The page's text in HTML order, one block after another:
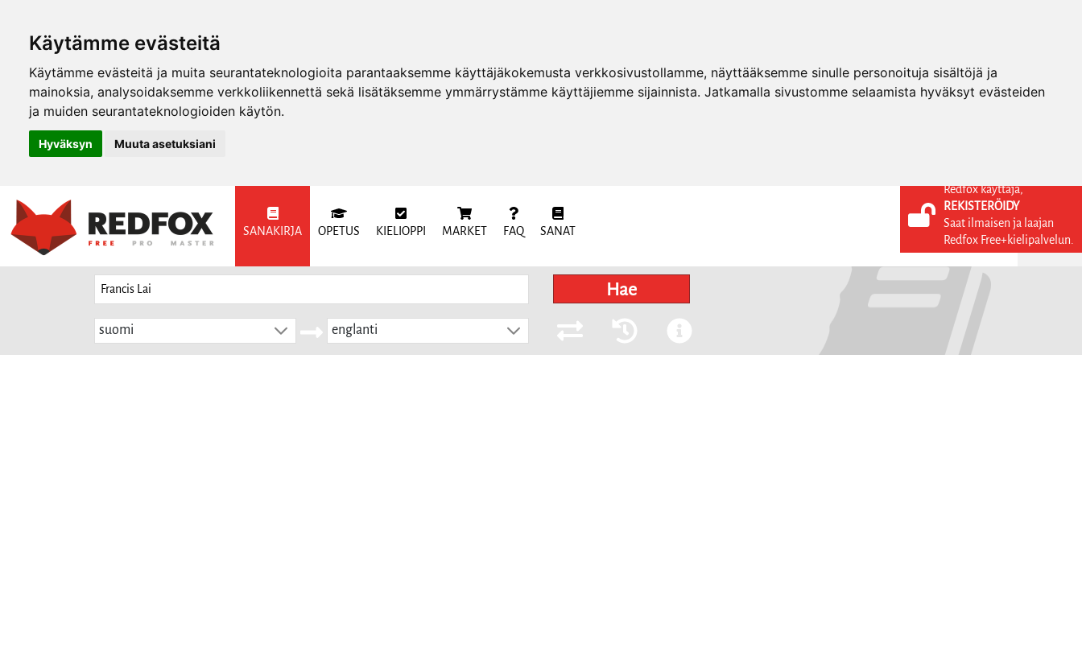
Käytämme evästeitä
Käytämme evästeitä ja muita seurantateknologioita parantaaksemme käyttäjäkokemusta verkkosivustollamme, näyttääksemme sinulle personoituja sisältöjä ja
mainoksia, analysoidaksemme verkkoliikennettä sekä lisätäksemme ymmärrystämme käyttäjiemme sijainnista. Jatkamalla sivustomme selaamista hyväksyt evästeiden
ja muiden seurantateknologioiden käytön.
Hyväksyn Muuta asetuksiani
SANAKIRJA OPETUS KIELIOPPI MARKET FAQ SANAT
KIRJAUDU SISÄÄN
REKISTERÖIDY
Hae
suomi englanti
Redfox käyttäjä,
REKISTERÖIDY
Saat ilmaisen ja laajan
Redfox Free+kielipalvelun.